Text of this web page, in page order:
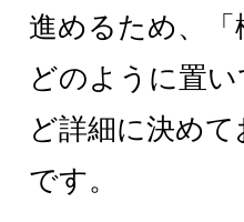
進めるため、「
どのように置
ど詳細に決め
です。